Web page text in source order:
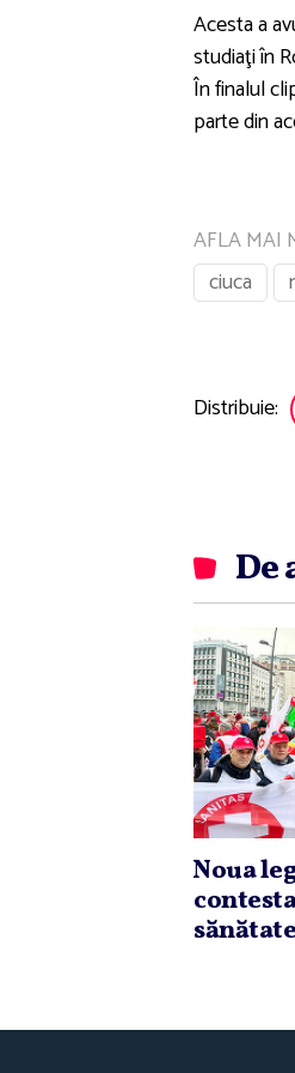
Acesta a
studiaţi în
În finalul
parte din
AFLA MAI
ciuca
Distribuie:
De
Noua